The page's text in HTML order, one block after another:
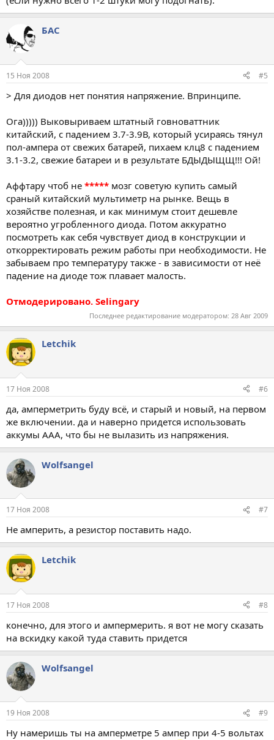
БАС
15 Ноя 2008 #5
> Для диодов нет понятия напряжение. Впринципе.
Ога))))) Выковыриваем штатный говноваттник
китайский, с падением 3.7-3.9В, который усираясь тянул
пол-ампера от свежих батарей, пихаем клц8 с падением
3.1-3.2, свежие батареи и в результате БДЫДЫЩЩ!!! Ой!
Аффтару чтоб не ***** мозг советую купить самый
сраный китайский мультиметр на рынке. Вещь в
хозяйстве полезная, и как минимум стоит дешевле
вероятно угробленного диода. Потом аккуратно
посмотреть как себя чувствует диод в конструкции и
откорректировать режим работы при необходимости. Не
забываем про температуру также - в зависимости от неё
падение на диоде тож плавает малость.
Отмодерировано. Selingary
Последнее редактирование модератором: 28 Авг 2009
Letchik
17 Ноя 2008 #6
да, амперметрить буду всё, и старый и новый, на первом
же включении. да и наверно придется использовать
аккумы ААА, что бы не вылазить из напряжения.
Wolfsangel
17 Ноя 2008 #7
Не амперить, а резистор поставить надо.
Letchik
17 Ноя 2008 #8
конечно, для этого и ампермерить. я вот не могу сказать
на вскидку какой туда ставить придется
Wolfsangel
19 Ноя 2008 #9
Ну намеришь ты на амперметре 5 ампер при 4-5 вольтах